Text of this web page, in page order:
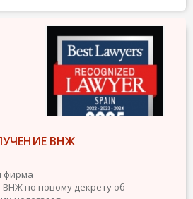
ВНЖ
фирма
по новому декрету об